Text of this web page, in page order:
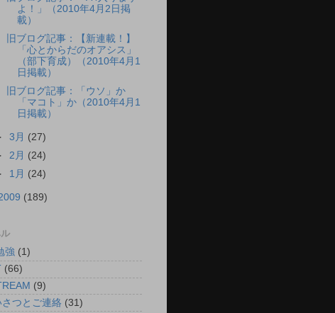
よ！」（2010年4月2日掲
載）
旧ブログ記事：【新連載！】
「心とからだのオアシス」
（部下育成）（2010年4月1
日掲載）
旧ブログ記事：「ウソ」か
「マコト」か（2010年4月1
日掲載）
3月 (27)
2月 (24)
1月 (24)
(189)
強 (1)
(66)
(9)
さつとご連絡 (31)